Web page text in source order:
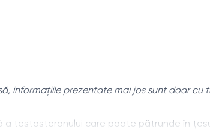
informațiile prezentate mai jos sunt doar cu
testosteronului care poate pătrunde în